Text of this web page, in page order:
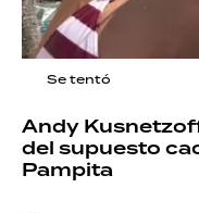
Se tentó
Andy
del supuesto
Pampita